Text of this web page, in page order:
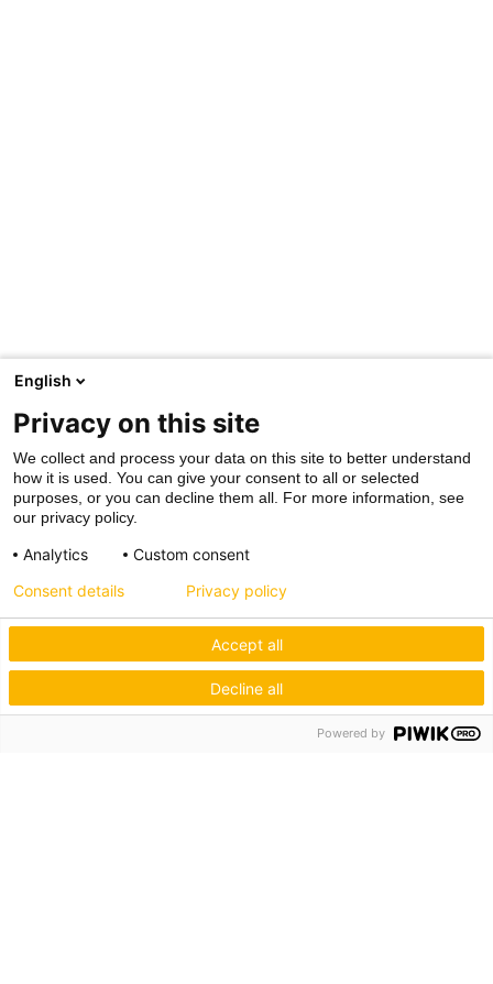
English
Privacy on this site
We collect and process your data on this site to better understand
how it is used. You can give your consent to all or selected
purposes, or you can decline them all. For more information, see
our privacy policy.
Analytics Custom consent
Accept all
Decline all
Consent details Privacy policy
Powered by